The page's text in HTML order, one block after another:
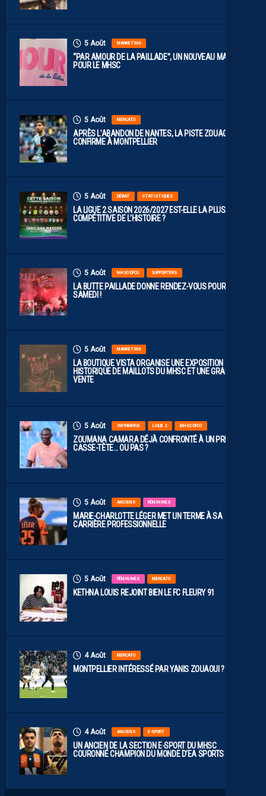
5 Août MARKETING
“PAR AMOUR DE LA PAILLADE”, UN NOUVEAU MAILLOT
POUR LE MHSC
5 Août MERCATO
APRÈS L’ABANDON DE NANTES, LA PISTE ZOUAOUI SE
CONFIRME À MONTPELLIER
5 Août DÉBAT STATISTIQUES
LA LIGUE 2 SAISON 2026/2027 EST-ELLE LA PLUS
COMPÉTITIVE DE L’HISTOIRE ?
5 Août MHSC-DFCO SUPPORTERS
LA BUTTE PAILLADE DONNE RENDEZ-VOUS POUR
SAMEDI !
5 Août MARKETING
LA BOUTIQUE VISTA ORGANISE UNE EXPOSITION
HISTORIQUE DE MAILLOTS DU MHSC ET UNE GRANDE
VENTE
5 Août INFIRMERIE LIGUE 2 MHSC-DFCO
ZOUMANA CAMARA DÉJÀ CONFRONTÉ À UN PREMIER
CASSE-TÊTE… OU PAS ?
5 Août ANCIENS FÉMININES
MARIE-CHARLOTTE LÉGER MET UN TERME À SA
CARRIÈRE PROFESSIONNELLE
5 Août FÉMININES MERCATO
KETHNA LOUIS REJOINT BIEN LE FC FLEURY 91
4 Août MERCATO
MONTPELLIER INTÉRESSÉ PAR YANIS ZOUAOUI ?
4 Août ANCIENS E-SPORT
UN ANCIEN DE LA SECTION E-SPORT DU MHSC
COURONNÉ CHAMPION DU MONDE D’EA SPORTS FC